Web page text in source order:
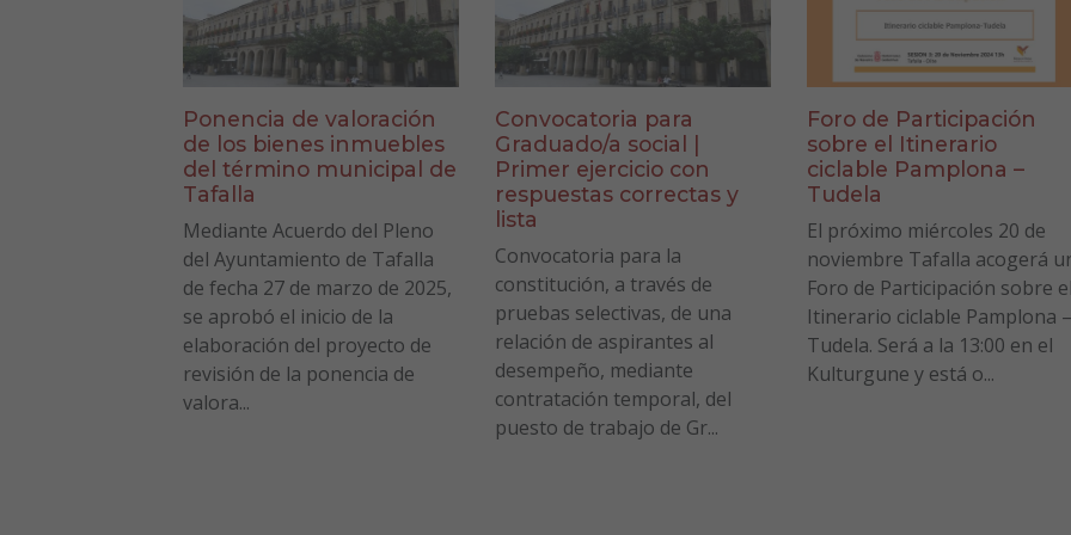
Ponencia de valoración
de los bienes inmuebles
del término municipal de
Tafalla
Mediante Acuerdo del Pleno
del Ayuntamiento de Tafalla
de fecha 27 de marzo de 2025,
se aprobó el inicio de la
elaboración del proyecto de
revisión de la ponencia de
valora...
Convocatoria para
Graduado/a social |
Primer ejercicio con
respuestas correctas y
lista
Convocatoria para la
constitución, a través de
pruebas selectivas, de una
relación de aspirantes al
desempeño, mediante
contratación temporal, del
puesto de trabajo de Gr...
Foro de Participación
sobre el Itinerario
ciclable Pamplona –
Tudela
El próximo miércoles 20 de
noviembre Tafalla acogerá
Foro de Participación sobre el
Itinerario ciclable Pamplona –
Tudela. Será a la 13:00 en el
Kulturgune y está o...